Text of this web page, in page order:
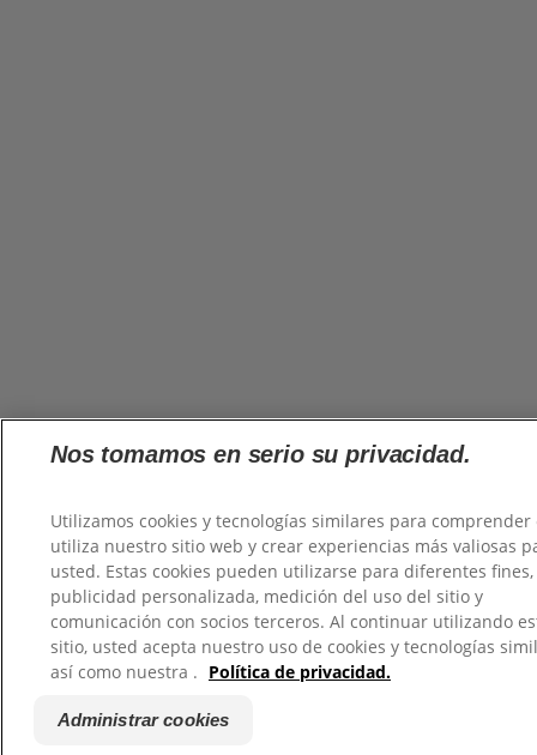
Nos tomamos en serio su privacidad.
Utilizamos cookies y tecnologías similares para comprender
utiliza nuestro sitio web y crear experiencias más valiosas
usted. Estas cookies pueden utilizarse para diferentes fines,
publicidad personalizada, medición del uso del sitio y
comunicación con socios terceros. Al continuar utilizando
sitio, usted acepta nuestro uso de cookies y tecnologías
así como nuestra . Política de privacidad.
Administrar cookies